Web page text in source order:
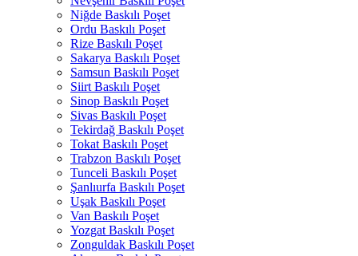
Niğde Baskılı Poşet
Ordu Baskılı Poşet
Rize Baskılı Poşet
Sakarya Baskılı Poşet
Samsun Baskılı Poşet
Siirt Baskılı Poşet
Sinop Baskılı Poşet
Sivas Baskılı Poşet
Tekirdağ Baskılı Poşet
Tokat Baskılı Poşet
Trabzon Baskılı Poşet
Tunceli Baskılı Poşet
Şanlıurfa Baskılı Poşet
Uşak Baskılı Poşet
Van Baskılı Poşet
Yozgat Baskılı Poşet
Zonguldak Baskılı Poşet